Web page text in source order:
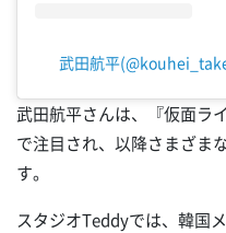
武田航平
武田航平さんは、『仮面ラ
で注目され、以降さまざま
す。
スタジオTeddyでは、韓国